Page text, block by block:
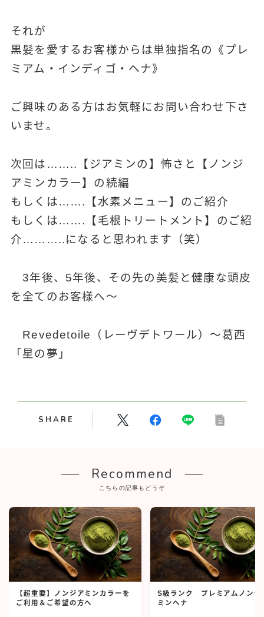
それが
黒髪を愛するお客様からは単独指名の《プレ
ミアム・インディゴ・ヘナ》
ご興味のある方はお気軽にお問い合わせ下さ
いませ。
次回は……..【ジアミンの】怖さと【ノンジ
アミンカラー】の続編
もしくは…….【水素メニュー】のご紹介
もしくは…….【毛根トリートメント】のご紹
介………..になると思われます（笑）
3年後、5年後、その先の美髪と健康な頭皮
を全てのお客様へ～
Revedetoile（レーヴデトワール）～葛西
「星の夢」
SHARE
Recommend
こちらの記事もどうぞ
【超重要】ノンジアミンカラーを
ご利用＆ご希望の方へ
S級ランク プレミアムノンジ
ミンヘナ